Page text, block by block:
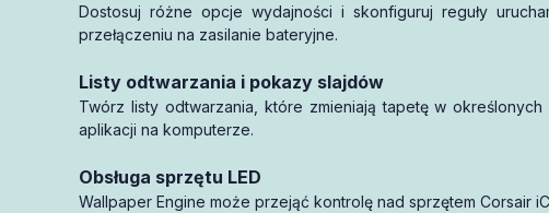
Dostosuj różne opcje wydajności i skonfiguruj reguły
przełączeniu na zasilanie bateryjne.
Listy odtwarzania i pokazy slajdów
Twórz listy odtwarzania, które zmieniają tapetę w
aplikacji na komputerze.
Obsługa sprzętu LED
Wallpaper Engine może przejąć kontrolę nad sprzętem Corsair